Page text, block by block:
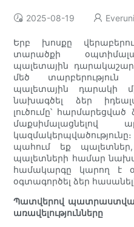
2025-08-19
Երբ խոսքը
տարածքի
պալետային
մեծ
պալետային դարակի
նախագծել ձեր
լուծումը՝
մաքսիմալացնելով
պահում եք
պալետների համար
համակարգը կարող է
օգտագործել ձեր
Պատվերով
առավելությունները